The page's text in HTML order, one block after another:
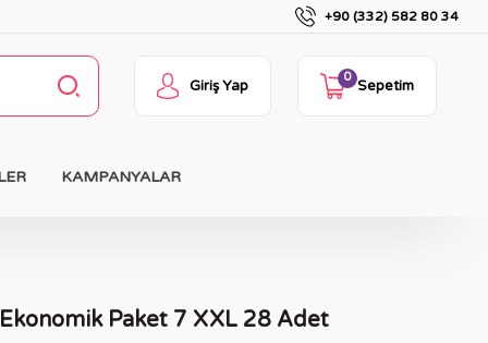
+90 (332) 582 80 34
Giriş Yap Sepetim
0
KAMPANYALAR
Paket 7 XXL 28 Adet